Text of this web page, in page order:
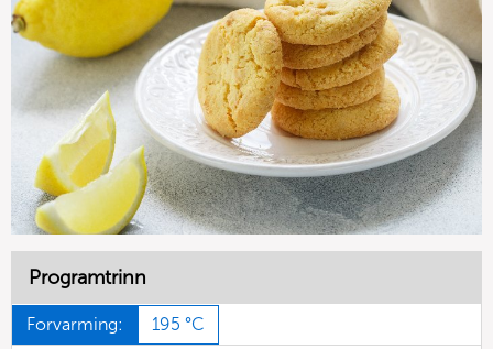
Programtrinn
Forvarming: 195 °C